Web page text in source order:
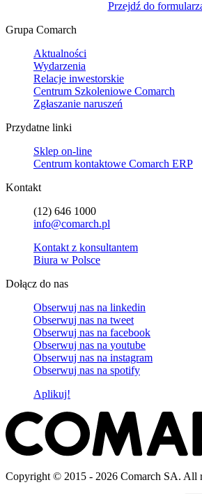
Przejdź do
Grupa Comarch
Aktualności
Wydarzenia
Relacje inwestorskie
Centrum Szkoleniowe Comarch
Zgłaszanie naruszeń
Przydatne linki
Sklep on-line
Centrum kontaktowe Comarch ERP
Kontakt
(12) 646 1000
info@comarch.pl
Kontakt z konsultantem
Biura w Polsce
Dołącz do nas
Obserwuj nas na linkedin
Obserwuj nas na tweet
Obserwuj nas na facebook
Obserwuj nas na youtube
Obserwuj nas na instagram
Obserwuj nas na spotify
Aplikuj!
Copyright © 2015 - 2026 Comarch SA. All